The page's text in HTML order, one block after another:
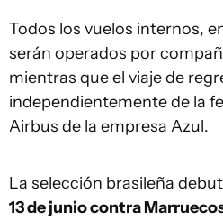
Todos los vuelos internos,
serán operados por
mientras que el viaje de
independientemente de la
Airbus de la empresa Azul.
La selección brasileña
13 de junio contra